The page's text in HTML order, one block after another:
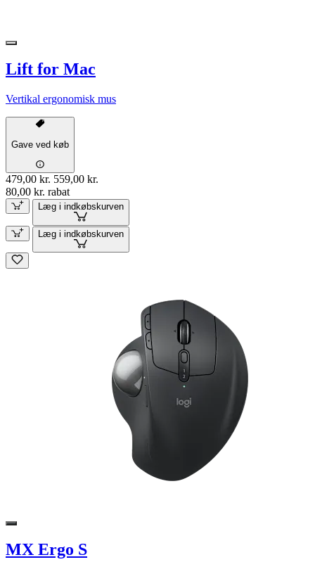
Lift for Mac
Vertikal ergonomisk mus
Gave ved køb
479,00 kr. 559,00 kr.
80,00 kr. rabat
Læg i indkøbskurven
Læg i indkøbskurven
MX Ergo S